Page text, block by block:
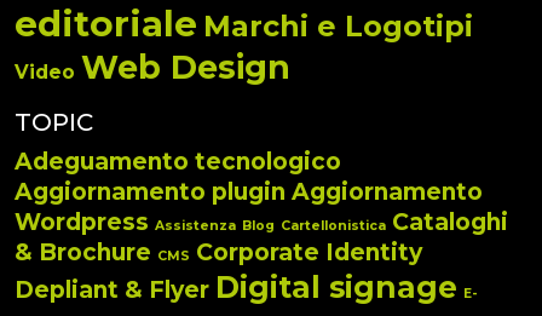
editoriale Marchi e Logotipi
Video Web Design
TOPIC
Adeguamento tecnologico
Aggiornamento plugin Aggiornamento
Wordpress Assistenza Blog Cartellonistica Cataloghi
& Brochure CMS Corporate Identity
Depliant & Flyer Digital signage E-